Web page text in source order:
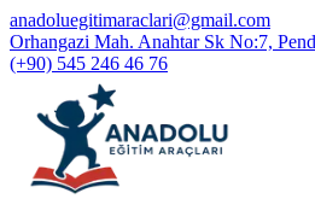
anadoluegitimaraclari@gmail.com
Orhangazi Mah. Anahtar Sk No:7,
(+90) 545 246 46 76